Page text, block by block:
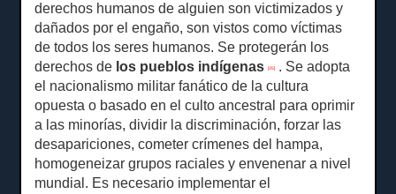
derechos humanos de alguien son victimizados y
dañados por el engaño, son vistos como víctimas
de todos los seres humanos. Se protegerán los
derechos de los pueblos indígenas[35] . Se adopta
el nacionalismo militar fanático de la cultura
opuesta o basado en el culto ancestral para oprimir
a las minorías, dividir la discriminación, forzar las
desapariciones, cometer crímenes del hampa,
homogeneizar grupos raciales y envenenar a nivel
mundial. Es necesario implementar el